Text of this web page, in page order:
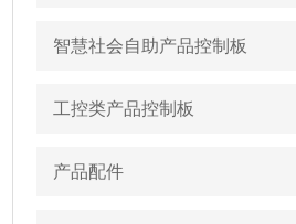
智慧社会自助产品控制板
工控类产品控制板
产品配件